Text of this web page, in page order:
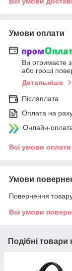
Умови оплати
Ви отримаєте
або гроші
Детальніше
Післяплата
Оплата на
Онлайн-
Всі умови оплати
Умови
Повернення
Всі умови
Подібні товари